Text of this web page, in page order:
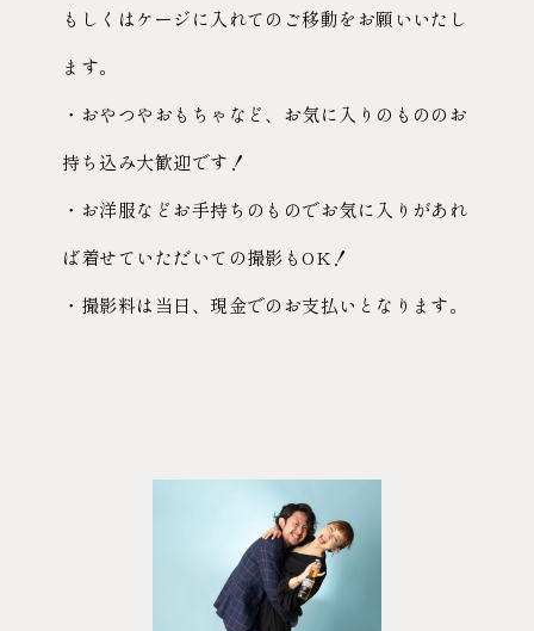
もしくはケージに入れてのご移動をお願いいたし
ます。
・おやつやおもちゃなど、お気に入りのもののお
持ち込み大歓迎です！
・お洋服などお手持ちのものでお気に入りがあれ
ば着せていただいての撮影もOK！
・撮影料は当日、現金でのお支払いとなります。